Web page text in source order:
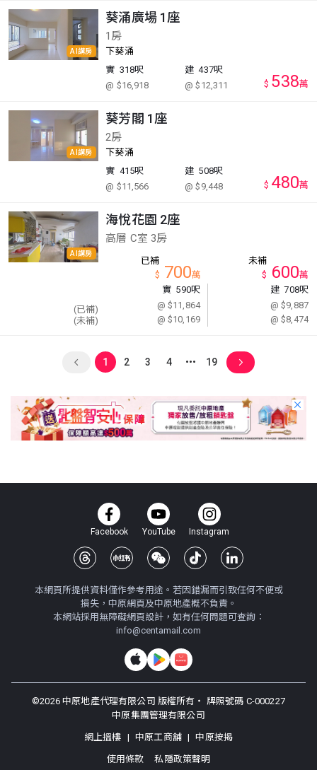
AI講房
葵涌廣場 1座
1房
下葵涌
實 318呎
@ $16,918
建 437呎
@ $12,311
$ 538萬
AI講房
葵芳閣 1座
2房
下葵涌
實 415呎
@ $11,566
建 508呎
@ $9,448
$ 480萬
AI講房
(已補)
(未補)
海悅花園 2座
高層 C室 3房
實 590呎
@ $11,864
@ $10,169
建 708呎
@ $9,887
@ $8,474
已補
$ 700萬
未補
$ 600萬
1 2 3 4 19
Facebook YouTube Instagram
本網頁所提供資料僅作參考用途。若因錯漏而引致任何不便或
損失，中原網頁及中原地產概不負責。
本網站採用無障礙網頁設計，如有任何問題可查詢：
info@centamail.com
©2026中原地產代理有限公司 版權所有・ 牌照號碼 C-000227
中原集團管理有限公司
網上搵樓 | 中原工商舖 | 中原按揭
使用條款 私隱政策聲明